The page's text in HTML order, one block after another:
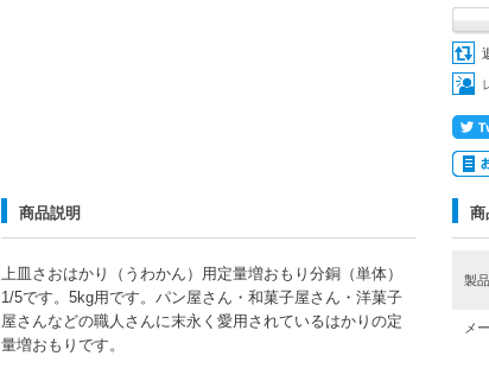
商品説明
上皿さおはかり（うわかん）用定量増おもり分銅（単体）
1/5です。5kg用です。パン屋さん・和菓子屋さん・洋菓子
屋さんなどの職人さんに末永く愛用されているはかりの定
量増おもりです。
商
製
メ